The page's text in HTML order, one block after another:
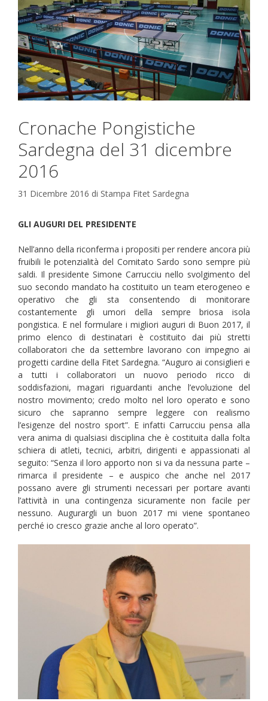
Cronache Pongistiche
Sardegna del 31 dicembre
2016
31 Dicembre 2016 di Stampa Fitet Sardegna
GLI AUGURI DEL PRESIDENTE
Nell’anno della riconferma i propositi per rendere ancora più
fruibili le potenzialità del Comitato Sardo sono sempre più
saldi. Il presidente Simone Carrucciu nello svolgimento del
suo secondo mandato ha costituito un team eterogeneo e
operativo che gli sta consentendo di monitorare
costantemente gli umori della sempre briosa isola
pongistica. E nel formulare i migliori auguri di Buon 2017, il
primo elenco di destinatari è costituito dai più stretti
collaboratori che da settembre lavorano con impegno ai
progetti cardine della Fitet Sardegna. “Auguro ai consiglieri e
a tutti i collaboratori un nuovo periodo ricco di
soddisfazioni, magari riguardanti anche l’evoluzione del
nostro movimento; credo molto nel loro operato e sono
sicuro che sapranno sempre leggere con realismo
l’esigenze del nostro sport”. E infatti Carrucciu pensa alla
vera anima di qualsiasi disciplina che è costituita dalla folta
schiera di atleti, tecnici, arbitri, dirigenti e appassionati al
seguito: “Senza il loro apporto non si va da nessuna parte –
rimarca il presidente – e auspico che anche nel 2017
possano avere gli strumenti necessari per portare avanti
l’attività in una contingenza sicuramente non facile per
nessuno. Augurargli un buon 2017 mi viene spontaneo
perché io cresco grazie anche al loro operato”.